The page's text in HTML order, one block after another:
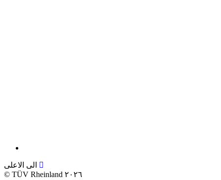
الى الاعلى
©
TÜV Rheinland ٢٠٢٦